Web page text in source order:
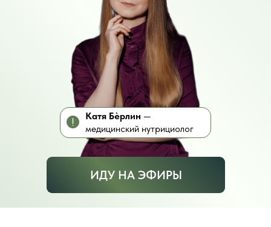
Катя Бèрлин —
медицинский нутрициолог
ИДУ НА ЭФИРЫ